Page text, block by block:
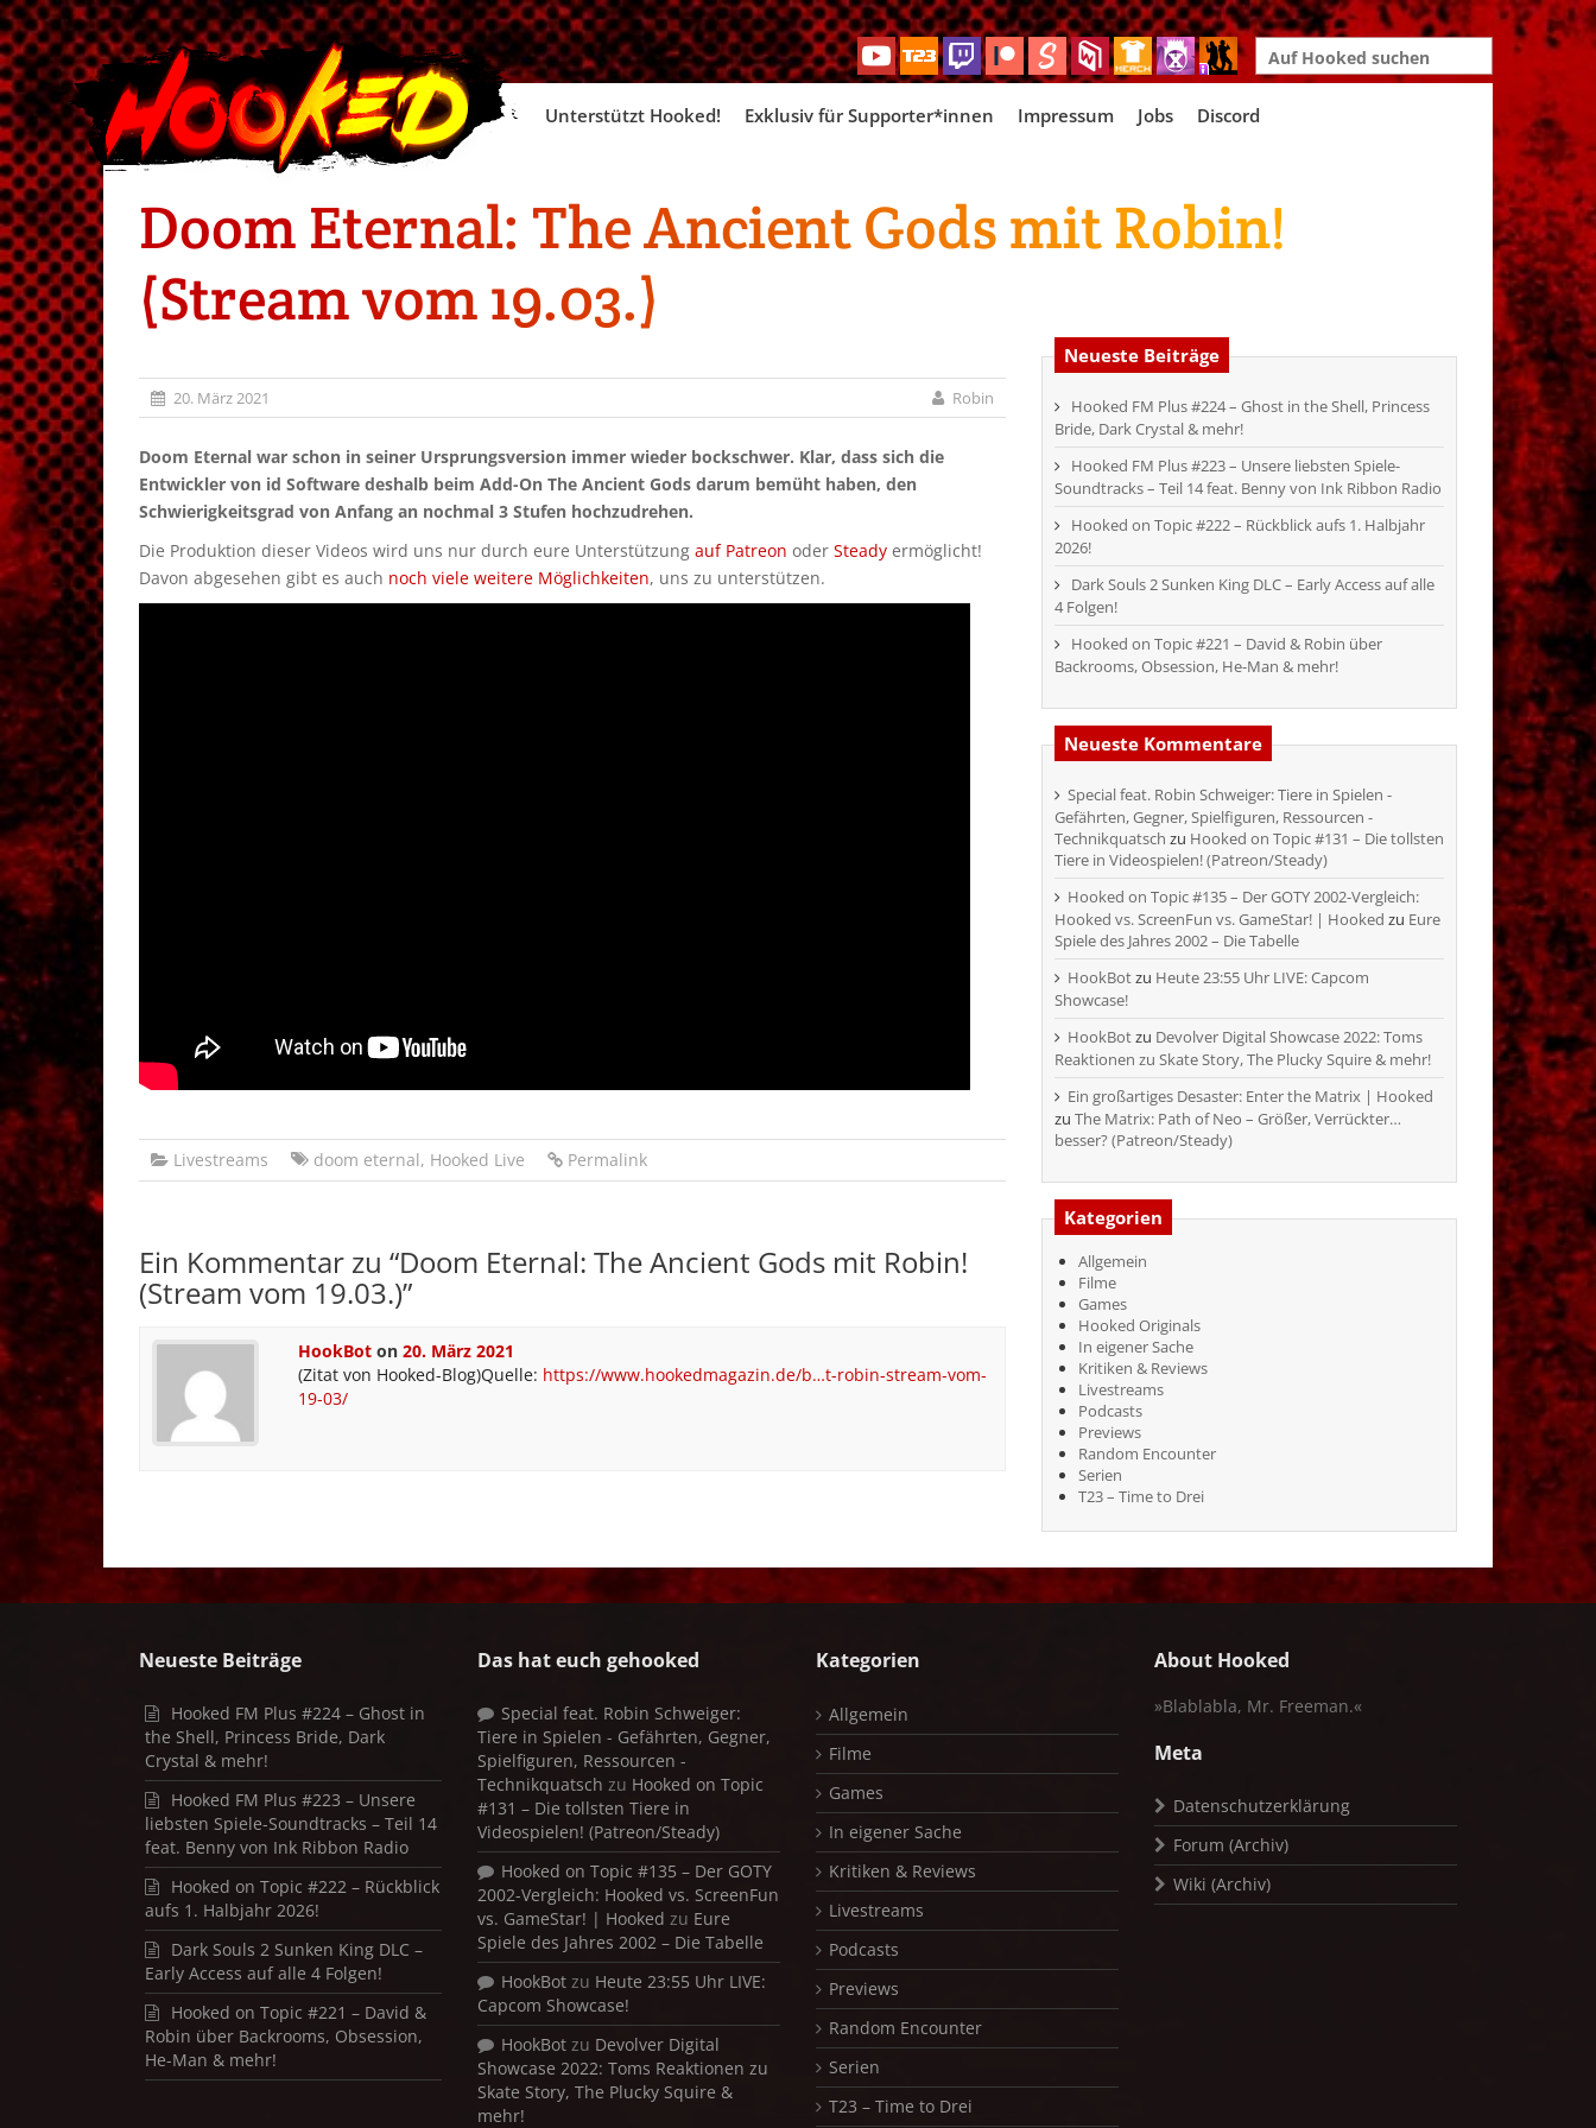
Search
for:
Skip
Unterstützt Hooked! Exklusiv für Supporter*innen Impressum Jobs Discord
Doom Eternal: The Ancient Gods mit Robin!
(Stream vom 19.03.)
20. März 2021 Robin
Doom Eternal war schon in seiner Ursprungsversion immer wieder bockschwer. Klar, dass sich die
Entwickler von id Software deshalb beim Add-On The Ancient Gods darum bemüht haben, den
Schwierigkeitsgrad von Anfang an nochmal 3 Stufen hochzudrehen.
Die Produktion dieser Videos wird uns nur durch eure Unterstützung auf Patreon oder Steady ermöglicht!
Davon abgesehen gibt es auch noch viele weitere Möglichkeiten, uns zu unterstützen.
Livestreams doom eternal, Hooked Live Permalink
Ein Kommentar zu “Doom Eternal: The Ancient Gods mit Robin!
(Stream vom 19.03.)”
HookBot on 20. März 2021
(Zitat von Hooked-Blog)Quelle: https://www.hookedmagazin.de/b…t-robin-stream-vom-
19-03/
Neueste Beiträge
Hooked FM Plus #224 – Ghost in the Shell, Princess
Bride, Dark Crystal & mehr!
Hooked FM Plus #223 – Unsere liebsten Spiele-
Soundtracks – Teil 14 feat. Benny von Ink Ribbon Radio
Hooked on Topic #222 – Rückblick aufs 1. Halbjahr
2026!
Dark Souls 2 Sunken King DLC – Early Access auf alle
4 Folgen!
Hooked on Topic #221 – David & Robin über
Backrooms, Obsession, He-Man & mehr!
Neueste Kommentare
Special feat. Robin Schweiger: Tiere in Spielen -
Gefährten, Gegner, Spielfiguren, Ressourcen -
Technikquatsch zu Hooked on Topic #131 – Die tollsten
Tiere in Videospielen! (Patreon/Steady)
Hooked on Topic #135 – Der GOTY 2002-Vergleich:
Hooked vs. ScreenFun vs. GameStar! | Hooked zu Eure
Spiele des Jahres 2002 – Die Tabelle
HookBotzu Heute 23:55 Uhr LIVE: Capcom
Showcase!
HookBotzu Devolver Digital Showcase 2022: Toms
Reaktionen zu Skate Story, The Plucky Squire & mehr!
Ein großartiges Desaster: Enter the Matrix | Hooked
zu The Matrix: Path of Neo – Größer, Verrückter…
besser? (Patreon/Steady)
Kategorien
Allgemein
Filme
Games
Hooked Originals
In eigener Sache
Kritiken & Reviews
Livestreams
Podcasts
Previews
Random Encounter
Serien
T23 – Time to Drei
Neueste Beiträge
Hooked FM Plus #224 – Ghost in
the Shell, Princess Bride, Dark
Crystal & mehr!
Hooked FM Plus #223 – Unsere
liebsten Spiele-Soundtracks – Teil 14
feat. Benny von Ink Ribbon Radio
Hooked on Topic #222 – Rückblick
aufs 1. Halbjahr 2026!
Dark Souls 2 Sunken King DLC –
Early Access auf alle 4 Folgen!
Hooked on Topic #221 – David &
Robin über Backrooms, Obsession,
He-Man & mehr!
Das hat euch gehooked
Special feat. Robin Schweiger:
Tiere in Spielen - Gefährten, Gegner,
Spielfiguren, Ressourcen -
Technikquatsch zu Hooked on Topic
#131 – Die tollsten Tiere in
Videospielen! (Patreon/Steady)
Hooked on Topic #135 – Der GOTY
2002-Vergleich: Hooked vs. ScreenFun
vs. GameStar! | Hooked zu Eure
Spiele des Jahres 2002 – Die Tabelle
HookBot zu Heute 23:55 Uhr LIVE:
Capcom Showcase!
HookBot zu Devolver Digital
Showcase 2022: Toms Reaktionen zu
Skate Story, The Plucky Squire &
mehr!
Kategorien
Allgemein
Filme
Games
In eigener Sache
Kritiken & Reviews
Livestreams
Podcasts
Previews
Random Encounter
Serien
T23 – Time to Drei
About Hooked
»Blablabla, Mr. Freeman.«
Meta
Datenschutzerklärung
Forum (Archiv)
Wiki (Archiv)